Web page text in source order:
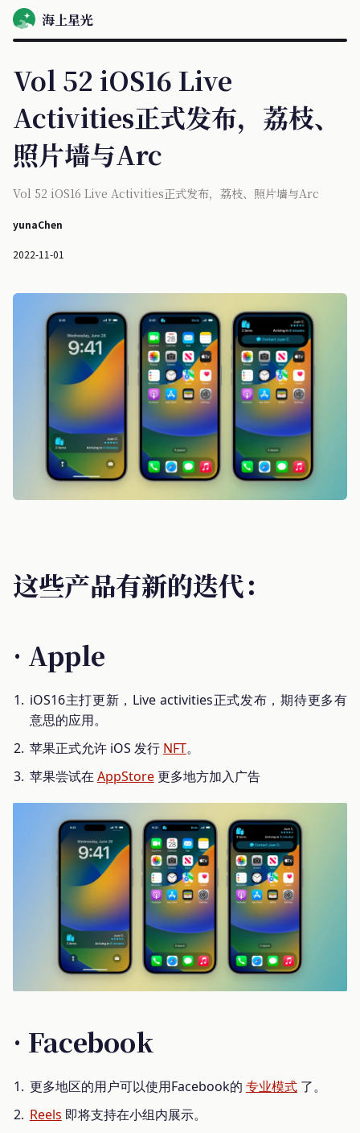
海上星光
Vol 52 iOS16 Live
Activities正式发布，荔枝、
照片墙与Arc
Vol 52 iOS16 Live Activities正式发布，荔枝、照片墙与Arc
yunaChen
2022-11-01
这些产品有新的迭代：
· Apple
iOS16主打更新，Live activities正式发布，期待更多有
意思的应用。
苹果正式允许 iOS 发行 NFT。
苹果尝试在 AppStore更多地方加入广告
· Facebook
更多地区的用户可以使用Facebook的 专业模式了。
Reels 即将支持在小组内展示。